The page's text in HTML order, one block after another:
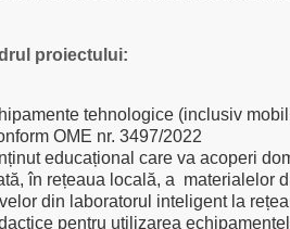
proiectului:
tehnologice (inclusiv
OME nr. 3497/2022
educațional care va acoperi
în rețeaua locală, a materialelor
din laboratorul inteligent la
pentru utilizarea